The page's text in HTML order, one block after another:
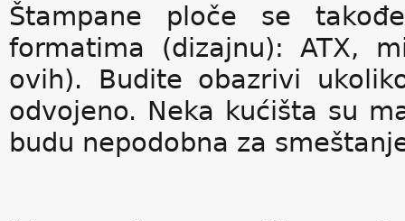
Štampane ploče se
formatima (dizajnu): ATX,
ovih). Budite obazrivi
odvojeno. Neka kućišta su
budu nepodobna za